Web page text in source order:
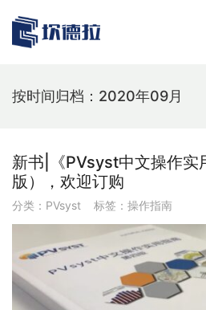
按时间归档：2020年09月
新书|《PVsyst中文操作实
版），欢迎订购
分类： PVsyst 标签： 操作指南